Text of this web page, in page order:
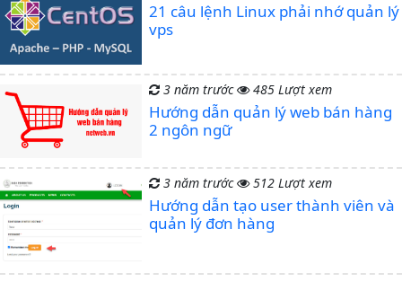
21 câu lệnh Linux phải nhớ quản lý
vps
3 năm trước 485 Lượt xem
Hướng dẫn quản lý web bán hàng
2 ngôn ngữ
3 năm trước 512 Lượt xem
Hướng dẫn tạo user thành viên và
quản lý đơn hàng